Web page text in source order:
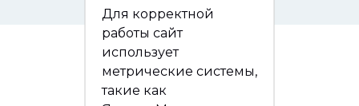
Для корректной
работы сайт
использует
метрические системы,
такие как